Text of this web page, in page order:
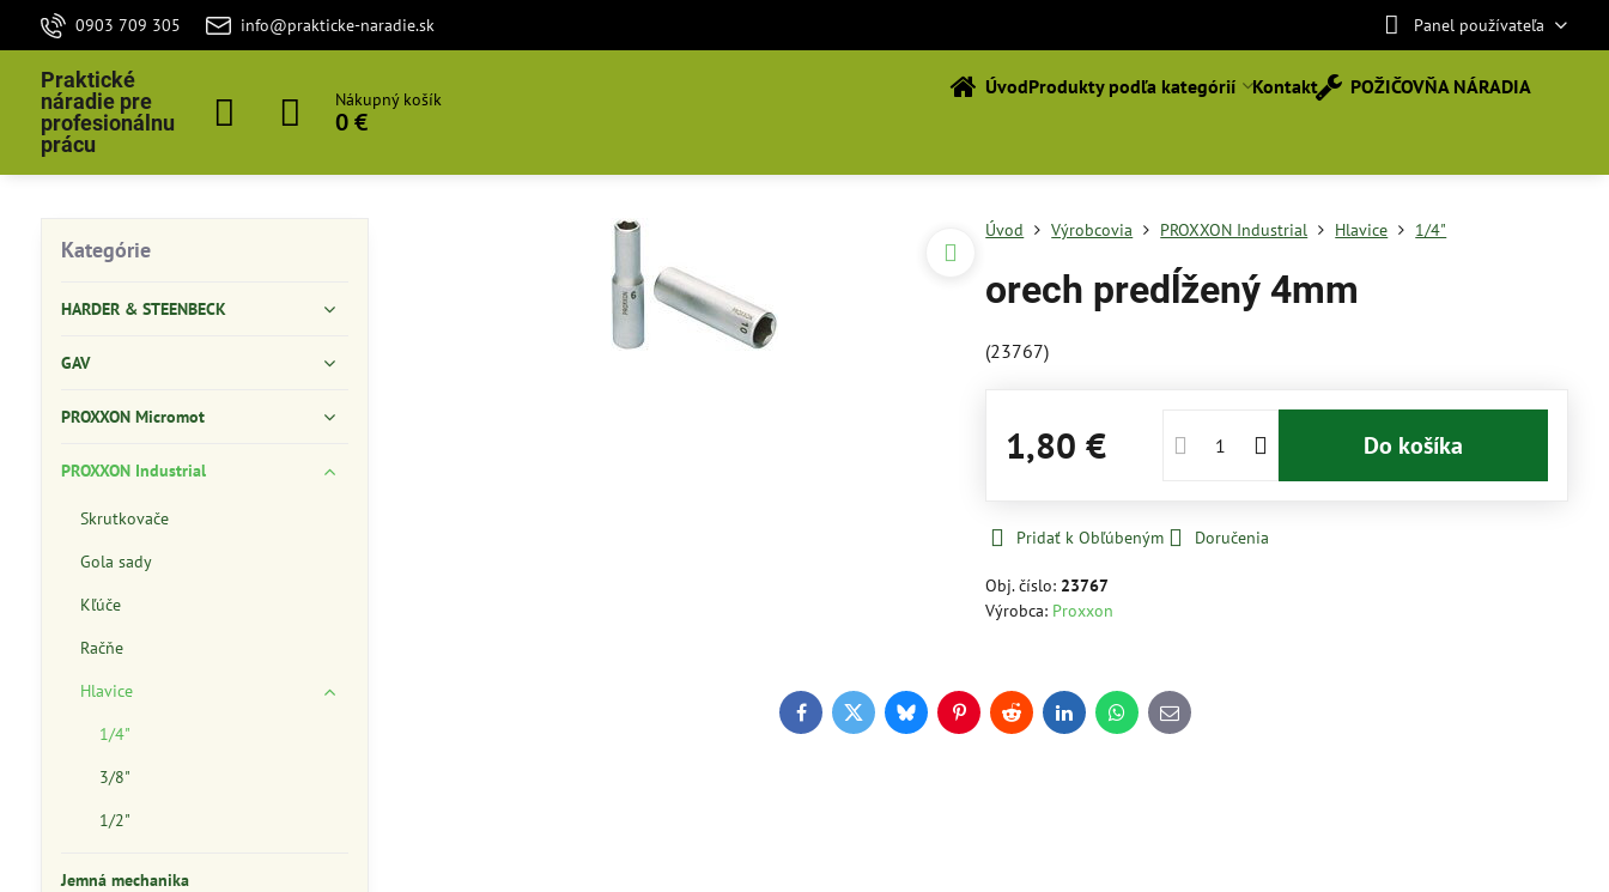
0903 709 305 info@prakticke-naradie.sk Panel používateľa
Praktické
náradie pre
profesionálnu
prácu
Nákupný košík
0 €
ÚvodProdukty podľa kategórií Kontakt POŽIČOVŇA NÁRADIA
Úvod Výrobcovia PROXXON Industrial Hlavice 1/4"
orech predĺžený 4mm
(23767)
1,80 € Do košíka
Pridať k Obľúbeným Doručenia
Obj. číslo: 23767
Výrobca: Proxxon
FacebookTwitterBlueskyPinterestRedditLinkedInWhatsApp
E-
mail
Kategórie
HARDER & STEENBECK
GAV
PROXXON Micromot
PROXXON Industrial
Skrutkovače
Gola sady
Kľúče
Račňe
Hlavice
1/4"
3/8"
1/2"
Jemná mechanika